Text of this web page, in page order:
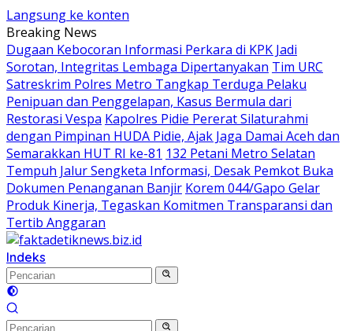
Langsung ke konten
Breaking News
Dugaan Kebocoran Informasi Perkara di KPK Jadi
Sorotan, Integritas Lembaga Dipertanyakan Tim URC
Satreskrim Polres Metro Tangkap Terduga Pelaku
Penipuan dan Penggelapan, Kasus Bermula dari
Restorasi Vespa Kapolres Pidie Pererat Silaturahmi
dengan Pimpinan HUDA Pidie, Ajak Jaga Damai Aceh dan
Semarakkan HUT RI ke-81 132 Petani Metro Selatan
Tempuh Jalur Sengketa Informasi, Desak Pemkot Buka
Dokumen Penanganan Banjir Korem 044/Gapo Gelar
Produk Kinerja, Tegaskan Komitmen Transparansi dan
Tertib Anggaran
Indeks